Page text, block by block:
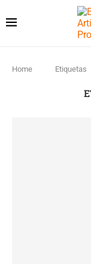
Home Etiquetas